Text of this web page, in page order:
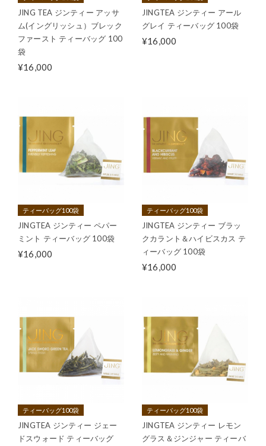
JING TEA ジンティー アッサ
ム(イングリッシュ）ブレック
ファースト ティーバッグ 100
袋
¥16,000
JINGTEA ジンティー アール
グレイ ティーバッグ 100袋
¥16,000
ティーバッグ100袋
JINGTEA ジンティー ペパー
ミント ティーバッグ 100袋
¥16,000
ティーバッグ100袋
JINGTEA ジンティー ブラッ
クカラント＆ハイビスカス テ
ィーバッグ 100袋
¥16,000
ティーバッグ100袋
JINGTEA ジンティー ジェー
ドスウォード ティーバッグ
ティーバッグ100袋
JINGTEA ジンティー レモン
グラス＆ジンジャー ティーバ